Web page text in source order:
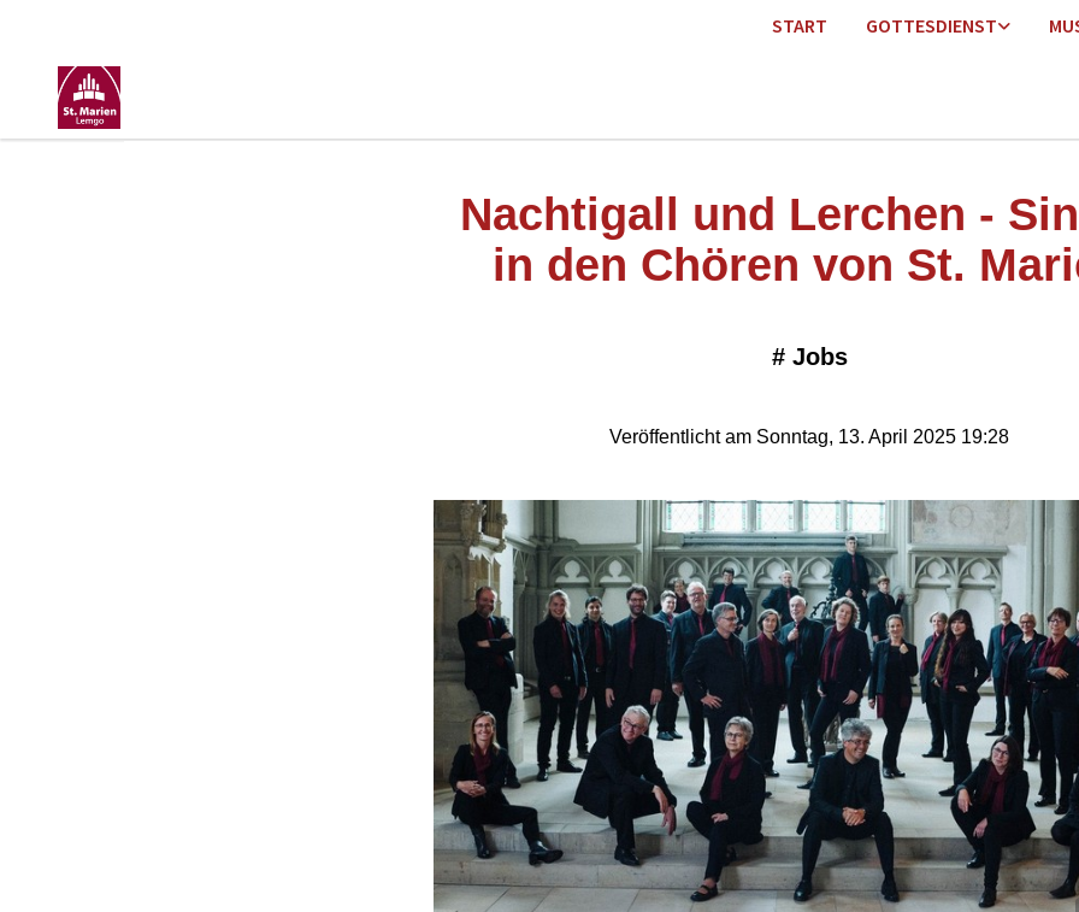
START GOTTESDIENST
Nachtigall und Lerchen -
in den Chören von St.
# Jobs
Veröffentlicht am Sonntag, 13. April 2025 19:28